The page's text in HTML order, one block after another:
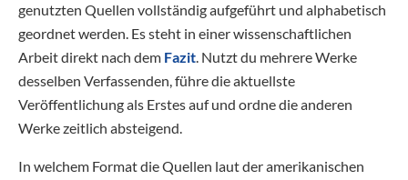
genutzten Quellen vollständig aufgeführt und alphabetisch
geordnet werden. Es steht in einer wissenschaftlichen
Arbeit direkt nach dem Fazit. Nutzt du mehrere Werke
desselben Verfassenden, führe die aktuellste
Veröffentlichung als Erstes auf und ordne die anderen
Werke zeitlich absteigend.
In welchem Format die Quellen laut der amerikanischen